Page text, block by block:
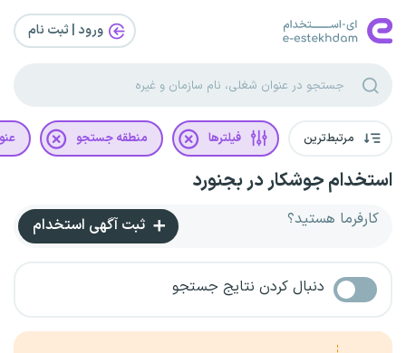
ورود | ثبت‌ نام
مرتبط‌ترین فیلترها منطقه جستجو
استخدام جوشکار در بجنورد
کارفرما هستید؟ ثبت آگهی استخدام
دنبال کردن نتایج جستجو